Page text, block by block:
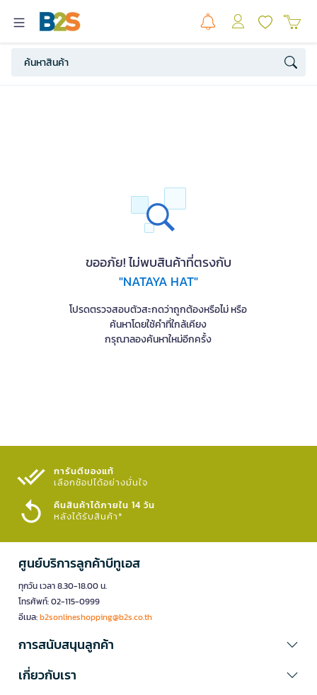
ขออภัย! ไม่พบสินค้าที่ตรงกับ
"NATAYA HAT"
โปรดตรวจสอบตัวสะกดว่าถูกต้องหรือไม่ หรือ
ค้นหาโดยใช้คำที่ใกล้เคียง
กรุณาลองค้นหาใหม่อีกครั้ง
การันตีของแท้
เลือกช้อปได้อย่างมั่นใจ​
คืนสินค้าได้ภายใน 14 วัน
หลังได้รับสินค้า*
ศูนย์บริการลูกค้าบีทูเอส
ทุกวัน เวลา 8.30-18.00 น.
โทรศัพท์: 02-115-0999
อีเมล:b2sonlineshopping@b2s.co.th
การสนับสนุนลูกค้า
เกี่ยวกับเรา